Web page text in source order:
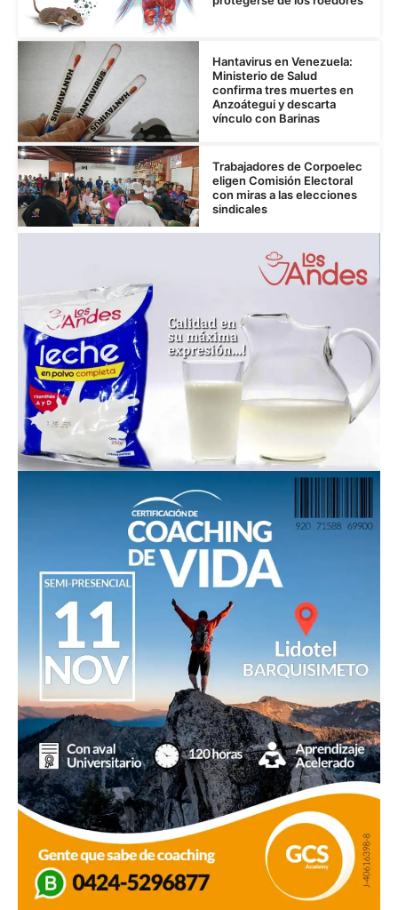
Hantavirus en Venezuela:
Ministerio de Salud
confirma tres muertes en
Anzoátegui y descarta
vínculo con Barinas
Trabajadores de Corpoelec
eligen Comisión Electoral
con miras a las elecciones
sindicales